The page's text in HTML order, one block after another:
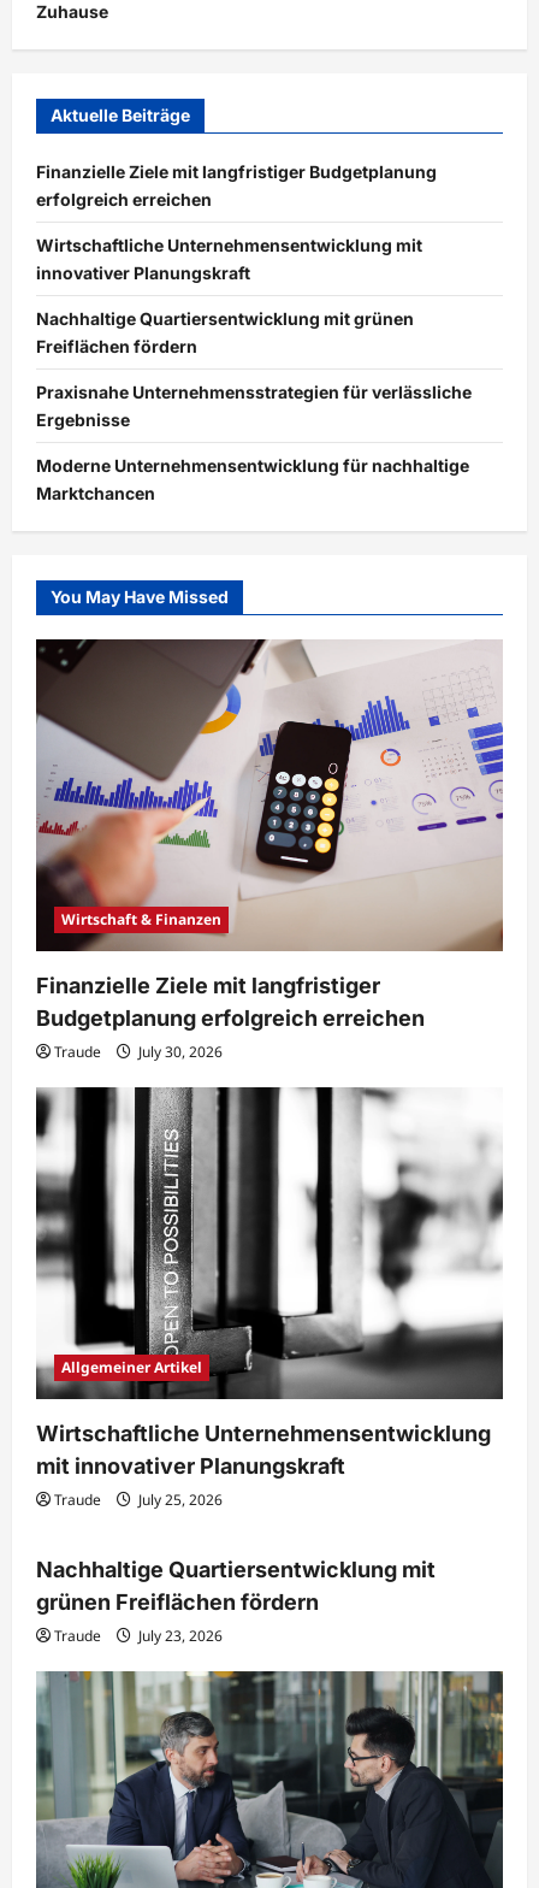
Zuhause
Aktuelle Beiträge
Finanzielle Ziele mit langfristiger Budgetplanung
erfolgreich erreichen
Wirtschaftliche Unternehmensentwicklung mit
innovativer Planungskraft
Nachhaltige Quartiersentwicklung mit grünen
Freiflächen fördern
Praxisnahe Unternehmensstrategien für verlässliche
Ergebnisse
Moderne Unternehmensentwicklung für nachhaltige
Marktchancen
You May Have Missed
Wirtschaft & Finanzen
Finanzielle Ziele mit langfristiger
Budgetplanung erfolgreich erreichen
Traude July 30, 2026
Allgemeiner Artikel
Wirtschaftliche Unternehmensentwicklung
mit innovativer Planungskraft
Traude July 25, 2026
Immobilien & Bauwesen
Nachhaltige Quartiersentwicklung mit
grünen Freiflächen fördern
Traude July 23, 2026